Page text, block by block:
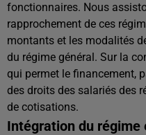
fonctionnaires. Nous
rapprochement de ces
montants et les modalités
du régime général. Sur la
qui permet le financement,
des droits des salariés des
de cotisations.
Intégration du régime